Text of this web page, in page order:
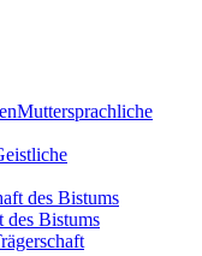
Muttersprachliche
des Bistums